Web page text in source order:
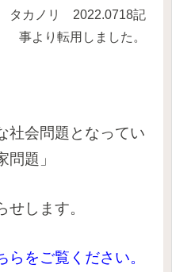
カノリ 2022.0718記
事より転用しました。
社会問題となってい
問題」
せします。
らをご覧ください。